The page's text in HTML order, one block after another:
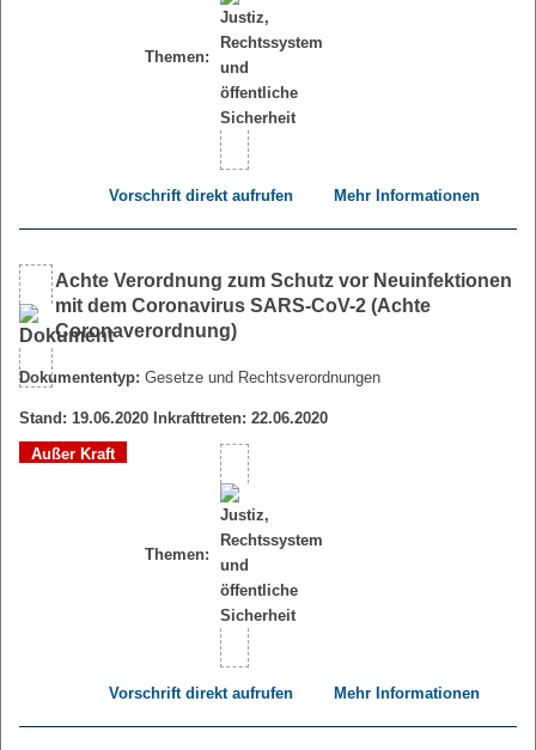
Themen:
Vorschrift direkt aufrufen Mehr Informationen
Achte Verordnung zum Schutz vor Neuinfektionen
mit dem Coronavirus SARS-CoV-2 (Achte
Coronaverordnung)
Dokumententyp: Gesetze und Rechtsverordnungen
Stand: 19.06.2020 Inkrafttreten: 22.06.2020
Außer Kraft
Themen:
Vorschrift direkt aufrufen Mehr Informationen